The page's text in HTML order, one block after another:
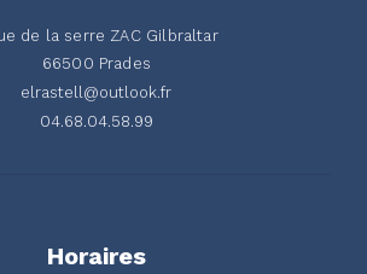
de la serre ZAC Gilbraltar
66500 Prades
elrastell@outlook.fr
04.68.04.58.99
Horaires